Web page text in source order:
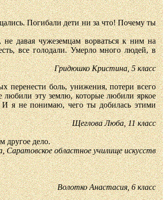
Погибали дети ни за что! Почему ты
давая чужеземцам ворваться к ним на
все голодали. Умерло много людей, в
Гридюшко Кристина, 5 класс
перенести боль, унижения, потери всего
любили эту землю, которые любили яркое
я не понимаю, чего ты добилась этими
Щеглова Люба, 11 класс
другое дело.
Саратовское областное училище искусств
Волотко Анастасия, 6 класс